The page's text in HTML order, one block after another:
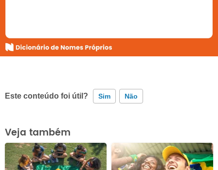
Este conteúdo foi útil? Sim Não
Este conteúdo contém informação incorreta
Este conteúdo não tem a informação que procuro
Outro
Veja também